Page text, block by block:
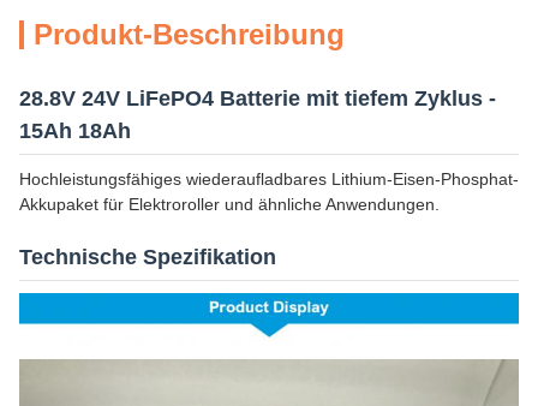
Produkt-Beschreibung
28.8V 24V LiFePO4 Batterie mit tiefem Zyklus -
15Ah 18Ah
Hochleistungsfähiges wiederaufladbares Lithium-Eisen-Phosphat-
Akkupaket für Elektroroller und ähnliche Anwendungen.
Technische Spezifikation